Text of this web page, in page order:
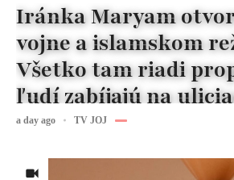
Iránka Maryam
vojne a islamskom
Všetko tam riadi
ľudí zabíjajú na
a day ago TV JOJ